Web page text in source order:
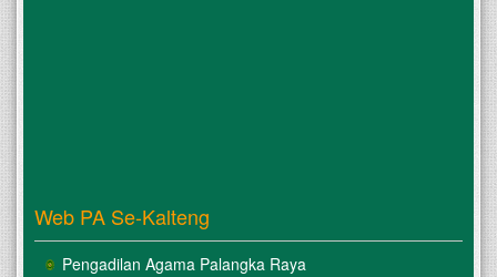
Web PA Se-Kalteng
Pengadilan Agama Palangka Raya